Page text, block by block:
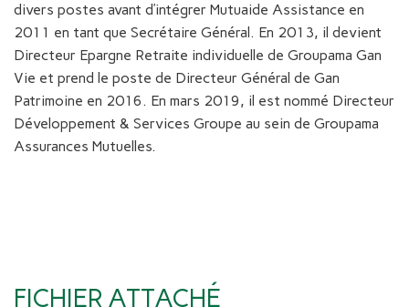
divers postes avant d’intégrer Mutuaide Assistance en
2011 en tant que Secrétaire Général. En 2013, il devient
Directeur Epargne Retraite individuelle de Groupama Gan
Vie et prend le poste de Directeur Général de Gan
Patrimoine en 2016. En mars 2019, il est nommé Directeur
Développement & Services Groupe au sein de Groupama
Assurances Mutuelles.
FICHIER ATTACHÉ